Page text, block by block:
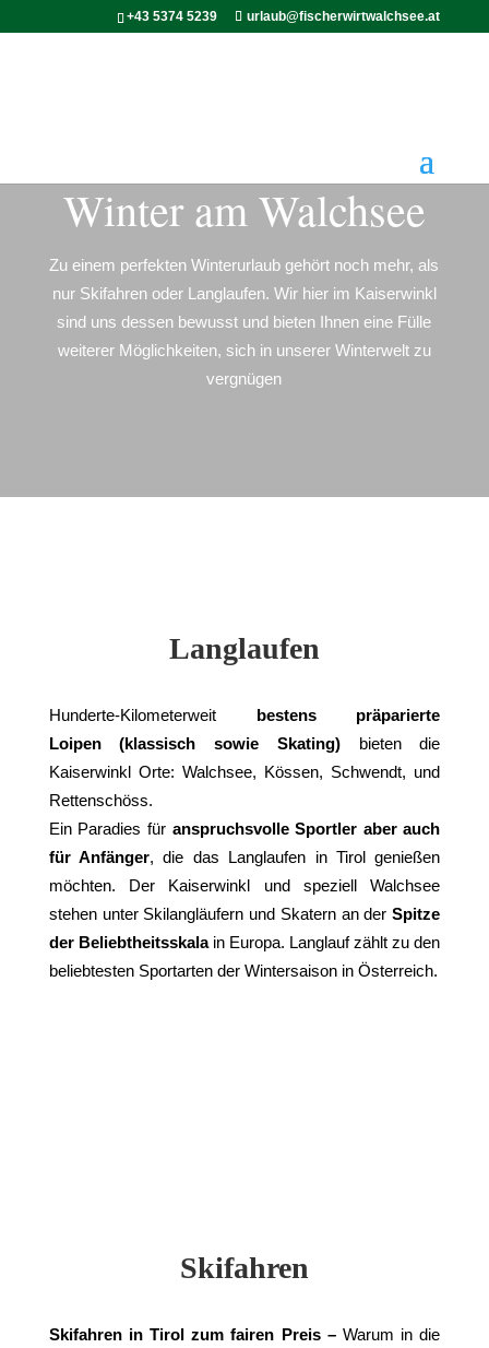
+43 5374 5239 urlaub@fischerwirtwalchsee.at
Winter am Walchsee
Zu einem perfekten Winterurlaub gehört noch mehr, als
nur Skifahren oder Langlaufen. Wir hier im Kaiserwinkl
sind uns dessen bewusst und bieten Ihnen eine Fülle
weiterer Möglichkeiten, sich in unserer Winterwelt zu
vergnügen
Langlaufen
Hunderte-Kilometerweit bestens präparierte
Loipen
(klassisch sowie Skating)bieten die
Kaiserwinkl Orte: Walchsee, Kössen, Schwendt, und
Rettenschöss.
Ein Paradies für anspruchsvolle Sportler aber auch
für Anfänger, die das Langlaufen in Tirol genießen
möchten. Der Kaiserwinkl und speziell Walchsee
stehen unter Skilangläufern und Skatern an derSpitze
der Beliebtheitsskalain Europa. Langlauf zählt zu den
beliebtesten Sportarten der Wintersaison in Österreich.
Skifahren
Skifahren in Tirol zum fairen Preis – Warum in die